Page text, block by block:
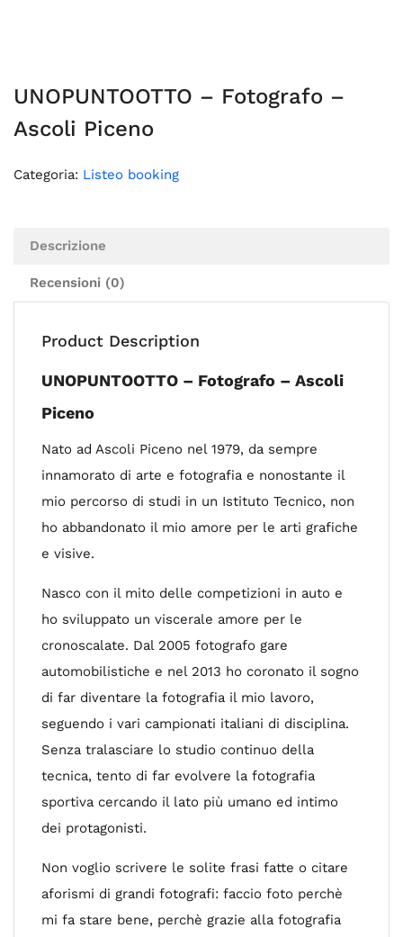
UNOPUNTOOTTO – Fotografo –
Ascoli Piceno
Categoria: Listeo booking
Descrizione
Recensioni (0)
Product Description
UNOPUNTOOTTO – Fotografo – Ascoli
Piceno
Nato ad Ascoli Piceno nel 1979, da sempre
innamorato di arte e fotografia e nonostante il
mio percorso di studi in un Istituto Tecnico, non
ho abbandonato il mio amore per le arti grafiche
e visive.
Nasco con il mito delle competizioni in auto e
ho sviluppato un viscerale amore per le
cronoscalate. Dal 2005 fotografo gare
automobilistiche e nel 2013 ho coronato il sogno
di far diventare la fotografia il mio lavoro,
seguendo i vari campionati italiani di disciplina.
Senza tralasciare lo studio continuo della
tecnica, tento di far evolvere la fotografia
sportiva cercando il lato più umano ed intimo
dei protagonisti.
Non voglio scrivere le solite frasi fatte o citare
aforismi di grandi fotografi: faccio foto perchè
mi fa stare bene, perchè grazie alla fotografia